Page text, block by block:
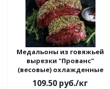
Медальоны из говяжьей
вырезки "Прованс"
(весовые) охлажденные
109.50 руб./кг